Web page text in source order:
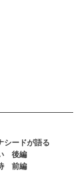
シードが語る
後編
前編